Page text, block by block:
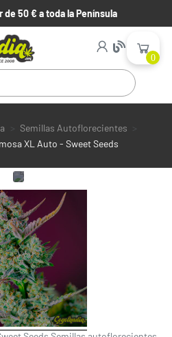
50 € a toda la Península
0
Semillas Autoflorecientes
XL Auto - Sweet Seeds